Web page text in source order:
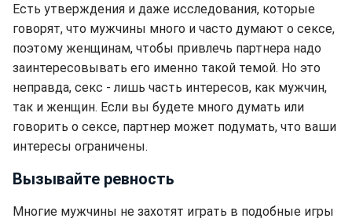
Есть утверждения и даже исследования, которые
говорят, что мужчины много и часто думают о сексе,
поэтому женщинам, чтобы привлечь партнера надо
заинтересовывать его именно такой темой. Но это
неправда, секс - лишь часть интересов, как мужчин,
так и женщин. Если вы будете много думать или
говорить о сексе, партнер может подумать, что ваши
интересы ограничены.
Вызывайте ревность
Многие мужчины не захотят играть в подобные игры